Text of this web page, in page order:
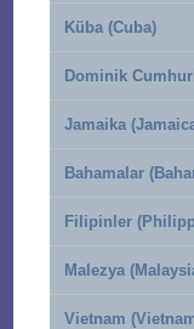
Küba (Cuba)
Dominik
Jamaika
Bahamalar
Filipinler
Malezya
Vietnam